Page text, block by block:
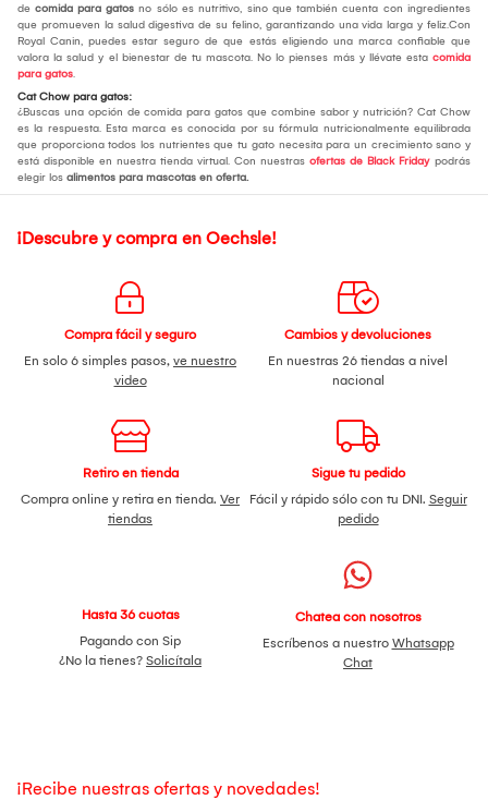
de comida para gatos no sólo es nutritivo, sino que también cuenta con ingredientes
que promueven la salud digestiva de su felino, garantizando una vida larga y feliz.Con
Royal Canin, puedes estar seguro de que estás eligiendo una marca confiable que
valora la salud y el bienestar de tu mascota. No lo pienses más y llévate esta comida
para gatos.
Cat Chow para gatos:
¿Buscas una opción de comida para gatos que combine sabor y nutrición? Cat Chow
es la respuesta. Esta marca es conocida por su fórmula nutricionalmente equilibrada
que proporciona todos los nutrientes que tu gato necesita para un crecimiento sano y
está disponible en nuestra tienda virtual. Con nuestras ofertas de Black Fridaypodrás
elegir los alimentos para mascotas en oferta.
¡Descubre y compra en Oechsle!
Compra fácil y seguro
En solo 6 simples pasos, ve nuestro
video
Cambios y devoluciones
En nuestras 26 tiendas a nivel
nacional
Retiro en tienda
Compra online y retira en tienda. Ver
tiendas
Sigue tu pedido
Fácil y rápido sólo con tu DNI. Seguir
pedido
Hasta 36 cuotas
Pagando con Sip
¿No la tienes? Solicítala
Chatea con nosotros
Escríbenos a nuestro Whatsapp
Chat
¡Recibe nuestras ofertas y novedades!